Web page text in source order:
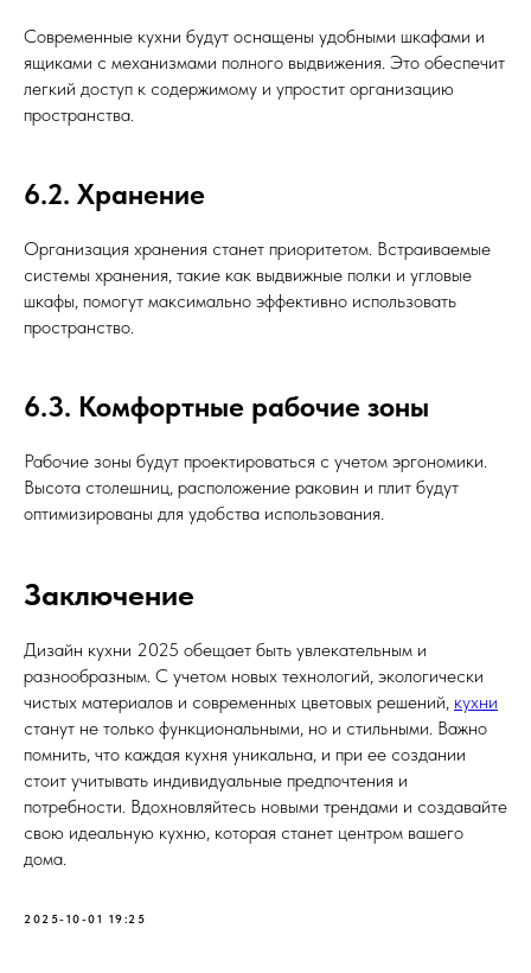
Современные кухни будут оснащены удобными шкафами и
ящиками с механизмами полного выдвижения. Это обеспечит
легкий доступ к содержимому и упростит организацию
пространства.
6.2. Хранение
Организация хранения станет приоритетом. Встраиваемые
системы хранения, такие как выдвижные полки и угловые
шкафы, помогут максимально эффективно использовать
пространство.
6.3. Комфортные рабочие зоны
Рабочие зоны будут проектироваться с учетом эргономики.
Высота столешниц, расположение раковин и плит будут
оптимизированы для удобства использования.
Заключение
Дизайн кухни 2025 обещает быть увлекательным и
разнообразным. С учетом новых технологий, экологически
чистых материалов и современных цветовых решений, кухни
станут не только функциональными, но и стильными. Важно
помнить, что каждая кухня уникальна, и при ее создании
стоит учитывать индивидуальные предпочтения и
потребности. Вдохновляйтесь новыми трендами и создавайте
свою идеальную кухню, которая станет центром вашего
дома.
2025-10-01 19:25
Кухни
Шкаф-купе
Гостиные
Спальни
Прихожие
Потолки
Балконы
Уголок школьника
Межкомнатные двери
Политика конфиденциальности
Согласие на обработку персональных данных